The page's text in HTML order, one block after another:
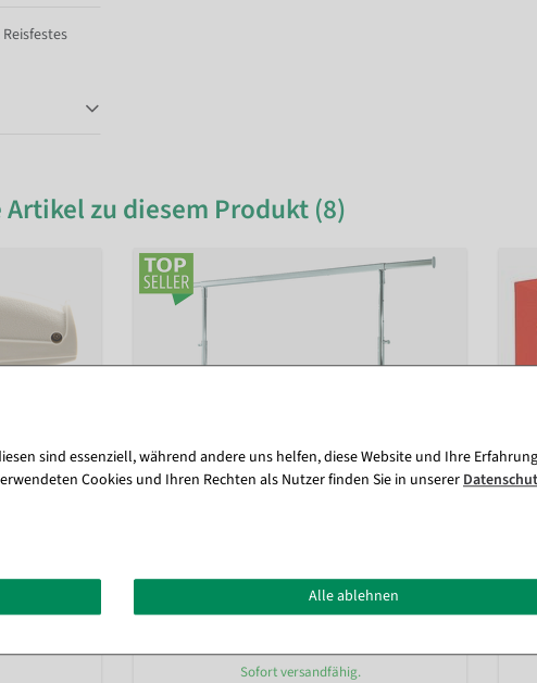
Artikel zu diesem Produkt (8)
Nadel Rollkleiderständer, stabil belastbar bis 100 kg
Sofort versandfähig.
sind essenziell, während andere uns helfen, diese Website und Ihre
Cookies und Ihren Rechten als Nutzer finden Sie in unserer
Alle ablehnen